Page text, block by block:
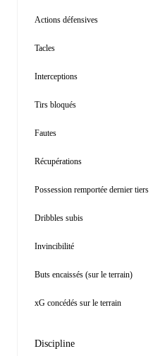
Actions défensives
Tacles
Interceptions
Tirs bloqués
Fautes
Récupérations
Possession remportée dernier tiers
Dribbles subis
Invincibilité
Buts encaissés (sur le terrain)
xG concédés sur le terrain
Discipline